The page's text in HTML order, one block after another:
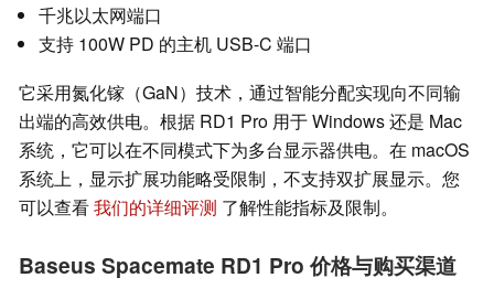
千兆以太网端口
支持 100W PD 的主机 USB-C 端口
它采用氮化镓（GaN）技术，通过智能分配实现向不同输
出端的高效供电。根据 RD1 Pro 用于 Windows 还是 Mac
系统，它可以在不同模式下为多台显示器供电。在 macOS
系统上，显示扩展功能略受限制，不支持双扩展显示。您
可以查看我们的详细评测 了解性能指标及限制。
Baseus Spacemate RD1 Pro 价格与购买渠道